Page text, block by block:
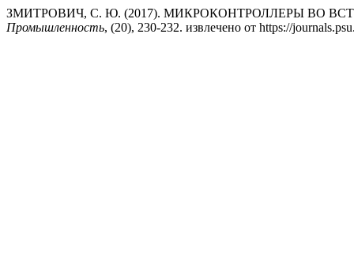
ЗМИТРОВИЧ, С. Ю. (2017). МИКРОКОНТРОЛЛЕРЫ ВО
Промышленность, (20), 230-232. извлечено от https://